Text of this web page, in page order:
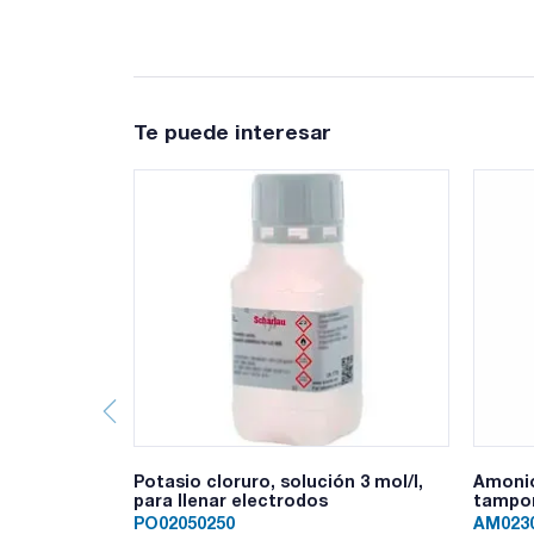
Te puede interesar
Potasio cloruro, solución 3 mol/l,
para llenar electrodos
PO02050250